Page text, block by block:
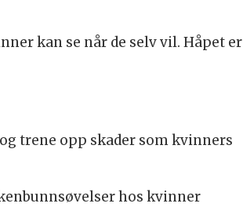
kan se når de selv vil. Håpet er
trene opp skader som kvinners
hos kvinner